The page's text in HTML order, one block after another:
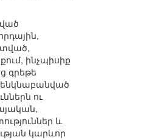
ինչպիսիք
գրեթե
ու
և
կարևոր